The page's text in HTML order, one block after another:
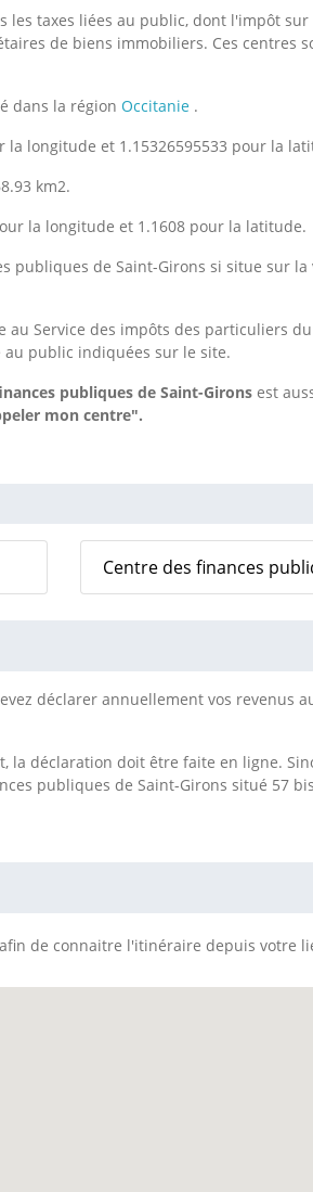
taxes liées au public, dont l'impôt
de biens immobiliers. Ces centres
dans la région Occitanie .
la longitude et 1.15326595533 pour la
km2.
la longitude et 1.1608 pour la latitude.
publiques de Saint-Girons si situe sur la
au Service des impôts des particuliers
public indiquées sur le site.
publiques de Saint-Girons est
mon centre".
Centre des finances
déclarer annuellement vos revenus
la déclaration doit être faite en ligne.
publiques de Saint-Girons situé 57
de connaitre l'itinéraire depuis votre